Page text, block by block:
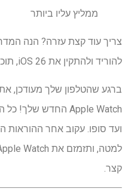
ממליץ עליו ביותר
צריך עוד קצת עזרה? הנה
להוריד ולהתקין את iOS 26, תוכנת האייפון העדכנית ביותר.
ברגע שהטלפון שלך מעודכן,
ועד סופו. עקוב אחר
קצר.